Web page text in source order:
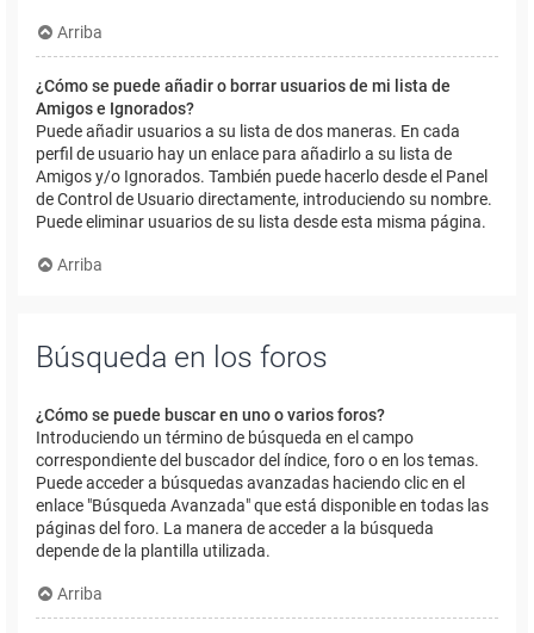
Arriba
¿Cómo se puede añadir o borrar usuarios de mi lista de
Amigos e Ignorados?
Puede añadir usuarios a su lista de dos maneras. En cada
perfil de usuario hay un enlace para añadirlo a su lista de
Amigos y/o Ignorados. También puede hacerlo desde el Panel
de Control de Usuario directamente, introduciendo su nombre.
Puede eliminar usuarios de su lista desde esta misma página.
Arriba
Búsqueda en los foros
¿Cómo se puede buscar en uno o varios foros?
Introduciendo un término de búsqueda en el campo
correspondiente del buscador del índice, foro o en los temas.
Puede acceder a búsquedas avanzadas haciendo clic en el
enlace "Búsqueda Avanzada" que está disponible en todas las
páginas del foro. La manera de acceder a la búsqueda
depende de la plantilla utilizada.
Arriba